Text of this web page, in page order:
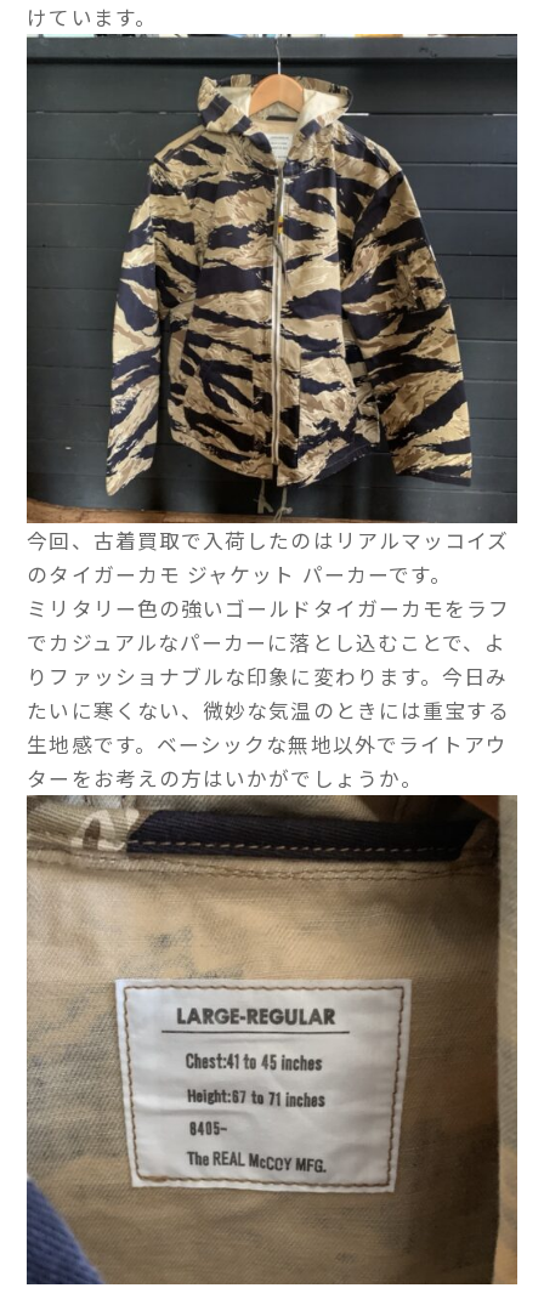
けています。
今回、古着買取で入荷したのはリアルマッコイズ
のタイガーカモ ジャケット パーカーです。
ミリタリー色の強いゴールドタイガーカモをラフ
でカジュアルなパーカーに落とし込むことで、よ
りファッショナブルな印象に変わります。今日み
たいに寒くない、微妙な気温のときには重宝する
生地感です。ベーシックな無地以外でライトアウ
ターをお考えの方はいかがでしょうか。